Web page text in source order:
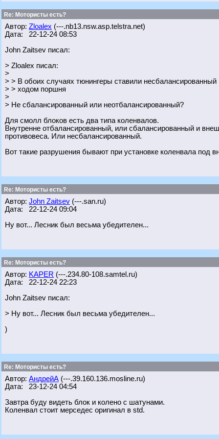
Re: Мотористы есть?
Автор: Zloalex (---.nb13.nsw.asp.telstra.net)
Дата: 22-12-24 08:53
John Zaitsev писал:
> Zloalex писал:
>
> > В обоих случаях тюнингеры ставили
> > ходом поршня
>
> Не сбалансированный или неотбалансированный?
Для смолл блоков есть два типа коленвалов.
Внутренне отбалансированный, или сбалансированный и
противовеса. Или несбалансированный.
Вот такие разрушения бывают при установке коленвала под
Re: Мотористы есть?
Автор: John Zaitsev (---.san.ru)
Дата: 22-12-24 09:04
Ну вот... Лесник был весьма убедителен...
Re: Мотористы есть?
Автор: KAPER (---.234.80-108.samtel.ru)
Дата: 22-12-24 22:23
John Zaitsev писал:
> Ну вот... Лесник был весьма убедителен...
)
Re: Мотористы есть?
Автор: АндрейА (---.39.160.136.mosline.ru)
Дата: 23-12-24 04:54
Завтра буду видеть блок и колено с шатунами.
Коленвал стоит мерседес оригинал в std.